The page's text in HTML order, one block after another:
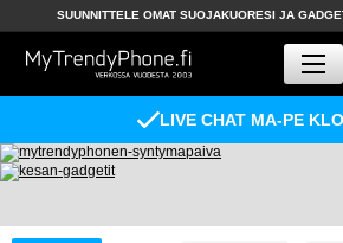
SUUNNITTELE OMAT SUOJAKUORESI JA
LIVE CHAT MA-PE